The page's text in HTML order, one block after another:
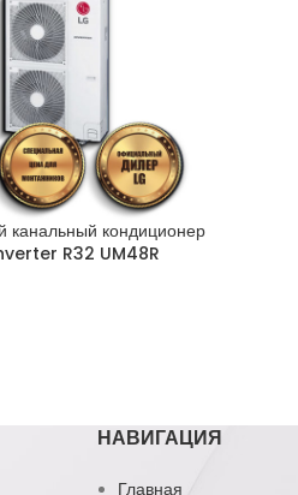
канальный кондиционер
R32 UM48R
НАВИГАЦИЯ
Главная